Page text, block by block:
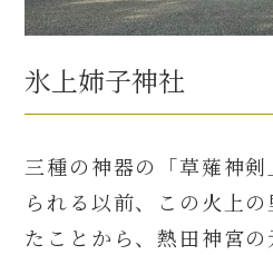
氷上姉子神社
三種の神器の「草薙神
られる以前、この火上
たことから、熱田神宮